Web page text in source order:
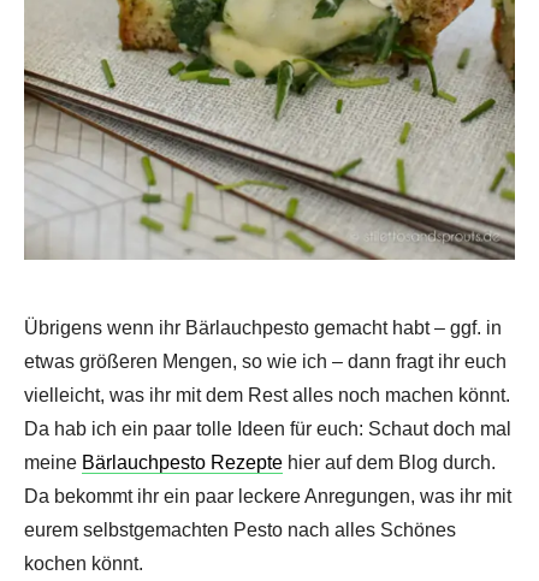
Übrigens wenn ihr Bärlauchpesto gemacht habt – ggf. in
etwas größeren Mengen, so wie ich – dann fragt ihr euch
vielleicht, was ihr mit dem Rest alles noch machen könnt.
Da hab ich ein paar tolle Ideen für euch: Schaut doch mal
meine Bärlauchpesto Rezepte hier auf dem Blog durch.
Da bekommt ihr ein paar leckere Anregungen, was ihr mit
eurem selbstgemachten Pesto nach alles Schönes
kochen könnt.